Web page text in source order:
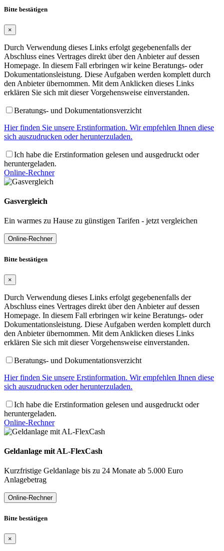
Bitte bestätigen
×
Durch Verwendung dieses Links erfolgt gegebenenfalls der
Abschluss eines Vertrages direkt über den Anbieter auf dessen
Homepage. In diesem Fall erbringen wir keine Beratungs- oder
Dokumentationsleistung. Diese Aufgaben werden komplett durch
den Anbieter übernommen. Mit dem Anklicken dieses Links
erklären Sie sich mit dieser Vorgehensweise einverstanden.
Beratungs- und Dokumentationsverzicht
Hier finden Sie unsere Erstinformation. Wir empfehlen Ihnen diese
sich auszudrucken oder herunterzuladen.
Ich habe die Erstinformation gelesen und ausgedruckt oder
heruntergeladen.
Online-Rechner
Gasvergleich
Ein warmes zu Hause zu günstigen Tarifen - jetzt vergleichen
Online-Rechner
Bitte bestätigen
×
Durch Verwendung dieses Links erfolgt gegebenenfalls der
Abschluss eines Vertrages direkt über den Anbieter auf dessen
Homepage. In diesem Fall erbringen wir keine Beratungs- oder
Dokumentationsleistung. Diese Aufgaben werden komplett durch
den Anbieter übernommen. Mit dem Anklicken dieses Links
erklären Sie sich mit dieser Vorgehensweise einverstanden.
Beratungs- und Dokumentationsverzicht
Hier finden Sie unsere Erstinformation. Wir empfehlen Ihnen diese
sich auszudrucken oder herunterzuladen.
Ich habe die Erstinformation gelesen und ausgedruckt oder
heruntergeladen.
Online-Rechner
Geldanlage mit AL-FlexCash
Kurzfristige Geldanlage bis zu 24 Monate ab 5.000 Euro
Anlagebetrag
Online-Rechner
Bitte bestätigen
×